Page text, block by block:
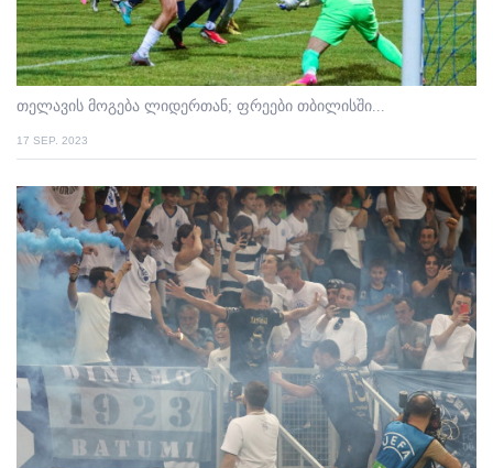
თელავის მოგება ლიდერთან; ფრეები თბილისში...
17 SEP. 2023